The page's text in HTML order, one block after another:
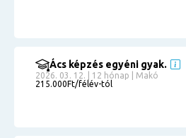
Ács képzés egyéni gyak.
2026. 03. 12. | 12 hónap | Makó
215.000Ft/félév-tól